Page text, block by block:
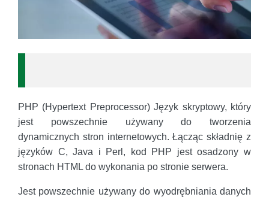
PHP (Hypertext Preprocessor) Język skryptowy, który
jest powszechnie używany do tworzenia
dynamicznych stron internetowych. Łącząc składnię z
języków C, Java i Perl, kod PHP jest osadzony w
stronach HTML do wykonania po stronie serwera.
Jest powszechnie używany do wyodrębniania danych